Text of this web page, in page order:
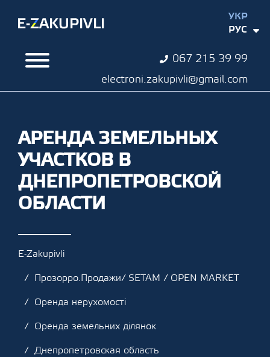
067 215 39 99
electroni.zakupivli@gmail.com
УКР
РУС
АРЕНДА ЗЕМЕЛЬНЫХ
УЧАСТКОВ В
ДНЕПРОПЕТРОВСКОЙ
ОБЛАСТИ
E-Zakupivli
Прозорро.Продажи/ SETAM / OPEN MARKET
Оренда нерухомості
Оренда земельних ділянок
Днепропетровская область